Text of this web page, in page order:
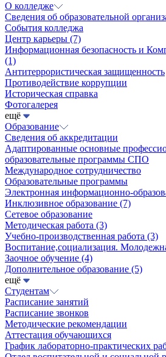
О колледже
Сведения об образовательной
События колледжа
Центр карьеры (7)
Информационная безопасность и
(1)
Антитеррористическая защищенность
Противодействие коррупции
Историческая справка
Фотогалерея
ещё
Образование
Сведения об аккредитации
Адаптированные основные
образовательные программы СПО
Международное сотрудничество
Образовательные программы
Электронная информационно-
Инклюзивное образование (7)
Сетевое образование
Методическая работа (3)
Учебно-производственная работа (3)
Воспитание,социализация.
Заочное обучение (4)
Дополнительное образование (5)
ещё
Студентам
Расписание занятий
Расписание звонков
Методические рекомендации
Аттестация обучающихся
График лабораторно-практических